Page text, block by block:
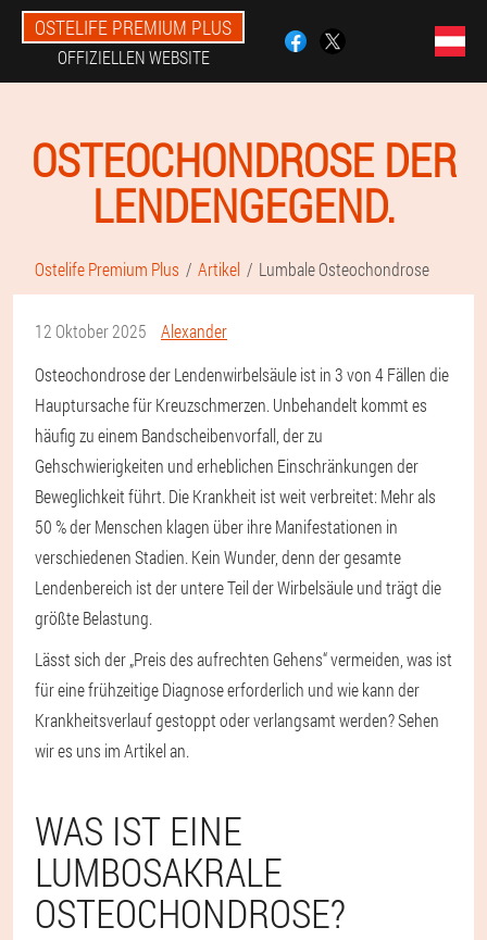
OSTELIFE PREMIUM PLUS
OFFIZIELLEN WEBSITE
OSTEOCHONDROSE DER
LENDENGEGEND.
Ostelife Premium Plus Artikel Lumbale Osteochondrose
12 Oktober 2025
Alexander
Osteochondrose der Lendenwirbelsäule ist in 3 von 4 Fällen die
Hauptursache für Kreuzschmerzen. Unbehandelt kommt es
häufig zu einem Bandscheibenvorfall, der zu
Gehschwierigkeiten und erheblichen Einschränkungen der
Beweglichkeit führt. Die Krankheit ist weit verbreitet: Mehr als
50 % der Menschen klagen über ihre Manifestationen in
verschiedenen Stadien. Kein Wunder, denn der gesamte
Lendenbereich ist der untere Teil der Wirbelsäule und trägt die
größte Belastung.
Lässt sich der „Preis des aufrechten Gehens“ vermeiden, was ist
für eine frühzeitige Diagnose erforderlich und wie kann der
Krankheitsverlauf gestoppt oder verlangsamt werden? Sehen
wir es uns im Artikel an.
WAS IST EINE
LUMBOSAKRALE
OSTEOCHONDROSE?